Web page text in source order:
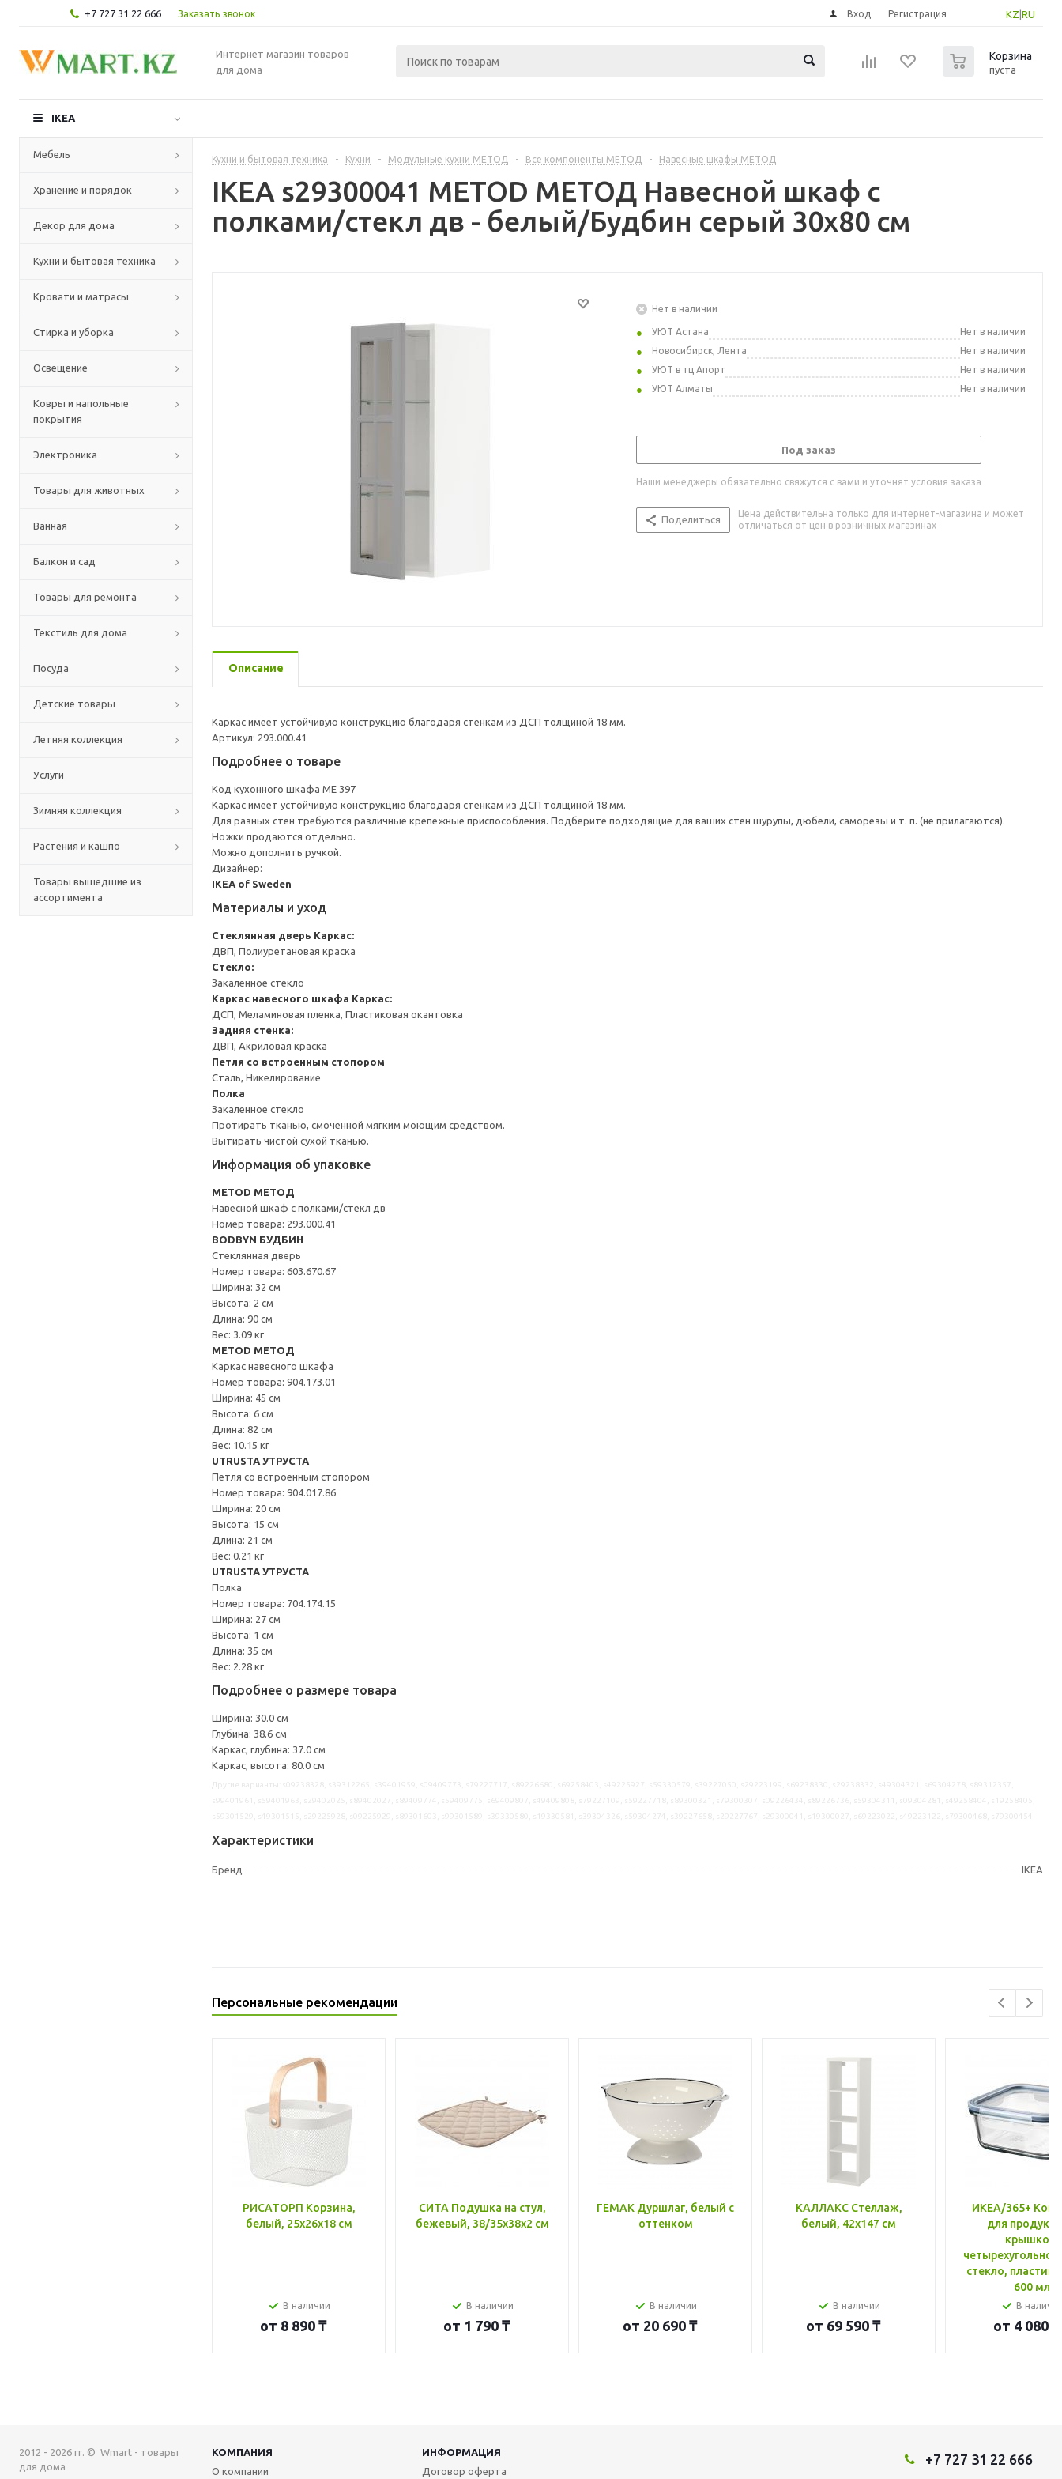
+7 727 31 22 666 Заказать звонок KZ RU
Вход Регистрация
Интернет магазин товаров
для дома
Корзина
пуста
IKEA
Мебель
Хранение и порядок
Декор для дома
Кухни и бытовая техника
Кровати и матрасы
Стирка и уборка
Освещение
Ковры и напольные
покрытия
Электроника
Товары для животных
Ванная
Балкон и сад
Товары для ремонта
Текстиль для дома
Посуда
Детские товары
Летняя коллекция
Услуги
Зимняя коллекция
Растения и кашпо
Товары вышедшие из
ассортимента
Кухни и бытовая техника - Кухни - Модульные кухни МЕТОД - Все компоненты МЕТОД - Навесные шкафы МЕТОД
IKEA s29300041 METOD МЕТОД Навесной шкаф с
полками/стекл дв - белый/Будбин серый 30x80 см
Нет в наличии
УЮТ Астана
Нет в наличии
Новосибирск, Лента
Нет в наличии
УЮТ в тц Апорт
Нет в наличии
УЮТ Алматы
Нет в наличии
Под заказ
Наши менеджеры обязательно свяжутся с вами и уточнят условия заказа
Поделиться
Цена действительна только для интернет-магазина и может
отличаться от цен в розничных магазинах
Описание
Каркас имеет устойчивую конструкцию благодаря стенкам из ДСП толщиной 18 мм.
Артикул: 293.000.41
Подробнее о товаре
Код кухонного шкафа ME 397
Каркас имеет устойчивую конструкцию благодаря стенкам из ДСП толщиной 18 мм.
Для разных стен требуются различные крепежные приспособления. Подберите подходящие для ваших стен шурупы, дюбели, саморезы и т. п. (не прилагаются).
Ножки продаются отдельно.
Можно дополнить ручкой.
Дизайнер:
IKEA of Sweden
Материалы и уход
Стеклянная дверь Каркас:
ДВП, Полиуретановая краска
Стекло:
Закаленное стекло
Каркас навесного шкафа Каркас:
ДСП, Меламиновая пленка, Пластиковая окантовка
Задняя стенка:
ДВП, Акриловая краска
Петля со встроенным стопором
Сталь, Никелирование
Полка
Закаленное стекло
Протирать тканью, смоченной мягким моющим средством.
Вытирать чистой сухой тканью.
Информация об упаковке
METOD МЕТОД
Навесной шкаф с полками/стекл дв
Номер товара: 293.000.41
BODBYN БУДБИН
Стеклянная дверь
Номер товара: 603.670.67
Ширина: 32 см
Высота: 2 см
Длина: 90 см
Вес: 3.09 кг
METOD МЕТОД
Каркас навесного шкафа
Номер товара: 904.173.01
Ширина: 45 см
Высота: 6 см
Длина: 82 см
Вес: 10.15 кг
UTRUSTA УТРУСТА
Петля со встроенным стопором
Номер товара: 904.017.86
Ширина: 20 см
Высота: 15 см
Длина: 21 см
Вес: 0.21 кг
UTRUSTA УТРУСТА
Полка
Номер товара: 704.174.15
Ширина: 27 см
Высота: 1 см
Длина: 35 см
Вес: 2.28 кг
Подробнее о размере товара
Ширина: 30.0 см
Глубина: 38.6 см
Каркас, глубина: 37.0 см
Каркас, высота: 80.0 см
Характеристики
Бренд IKEA
Персональные рекомендации
РИСАТОРП Корзина,
белый, 25x26x18 см
В наличии
от 8 890 ₸
СИТА Подушка на стул,
бежевый, 38/35x38x2 см
В наличии
от 1 790 ₸
ГЕМАК Дуршлаг, белый с
оттенком
В наличии
от 20 690 ₸
КАЛЛАКС Стеллаж,
белый, 42x147 см
В наличии
от 69 590 ₸
ИКЕА/365+
для
крышкой,
стекло, пластик
600 мл
В
от 4 080 ₸
2012 - 2026 гг. © Wmart - товары
для дома
КОМПАНИЯ
ИНФОРМАЦИЯ
О компании
Договор оферта
+7 727 31 22 666